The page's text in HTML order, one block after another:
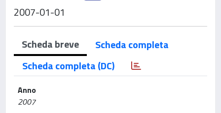
2007-01-01
Scheda breve
Scheda completa
Scheda completa (DC)
Anno
2007